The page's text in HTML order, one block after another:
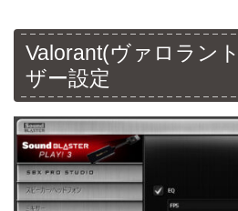
Valorant(ヴァロラン
ザー設定